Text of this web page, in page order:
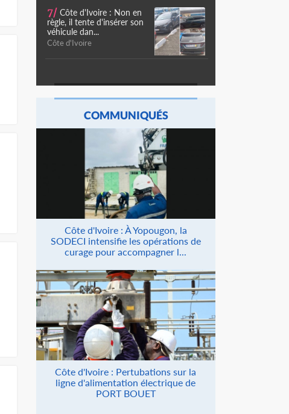
7/ Côte d'Ivoire : Non en
règle, il tente d'insérer son
véhicule dan...
Côte d'Ivoire
COMMUNIQUÉS
Côte d'Ivoire : À Yopougon, la
SODECI intensifie les opérations de
curage pour accompagner l...
Côte d'Ivoire : Pertubations sur la
ligne d'alimentation électrique de
PORT BOUET